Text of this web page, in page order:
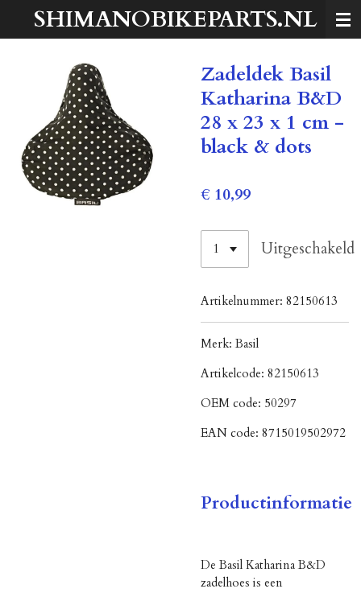
hoofdinhoud
SHIMANOBIKEPARTS.NL
Zadeldek Basil
Katharina B&D
28 x 23 x 1 cm -
black & dots
€ 10,99
Uitgeschakeld
Artikelnummer: 82150613
Merk:Basil
Artikelcode: 82150613
OEM code: 50297
EAN code: 8715019502972
Productinformatie
De Basil Katharina B&D
zadelhoes is een